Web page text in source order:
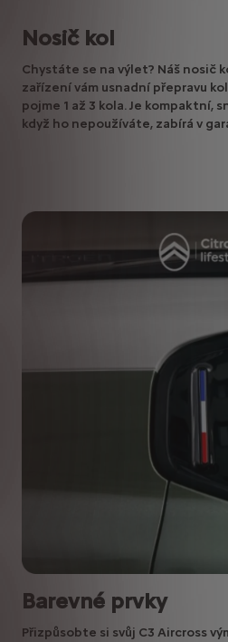
Nosič kol
Chystáte se na výlet? Náš nosič
zařízení vám usnadní přepravu
pojme 1 až 3 kola. Je kompaktní,
když ho nepoužíváte, zabírá v
Barevné prvky
Přizpůsobte si svůj C3 Aircross